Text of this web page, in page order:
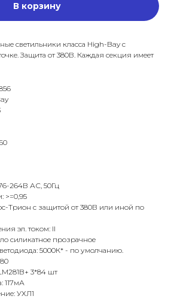
В корзину
светильники класса High-Bay с
Защита от 380В. Каждая секция имеет
264В АС, 50Гц
>=0,95
Трион с защитой от 380В или иной по
эл. током: II
силикатное прозрачное
5000К* - по умолчанию.
3*84 шт
117мА
УХЛ1